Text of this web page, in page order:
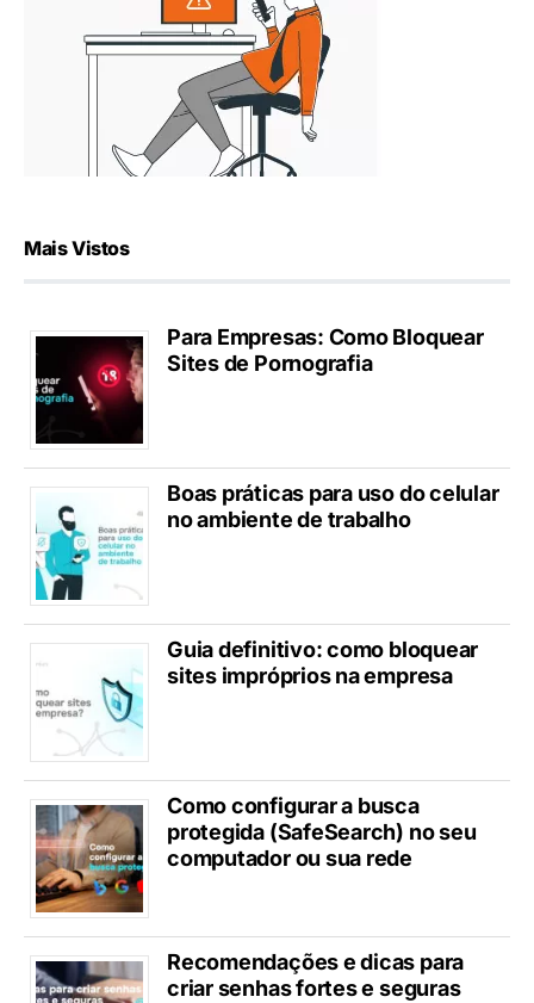
Mais Vistos
Para Empresas: Como Bloquear
Sites de Pornografia
Boas práticas para uso do celular
no ambiente de trabalho
Guia definitivo: como bloquear
sites impróprios na empresa
Como configurar a busca
protegida (SafeSearch) no seu
computador ou sua rede
Recomendações e dicas para
criar senhas fortes e seguras